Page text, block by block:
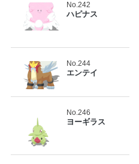
No.242
ハピナス
No.244
エンテイ
No.246
ヨーギラス